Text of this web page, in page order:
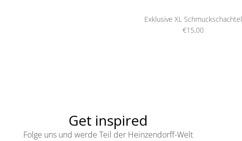
Exklusive XL Schmuckschachtel
€15,00
Get inspired
Folge uns und werde Teil der Heinzendorff-Welt